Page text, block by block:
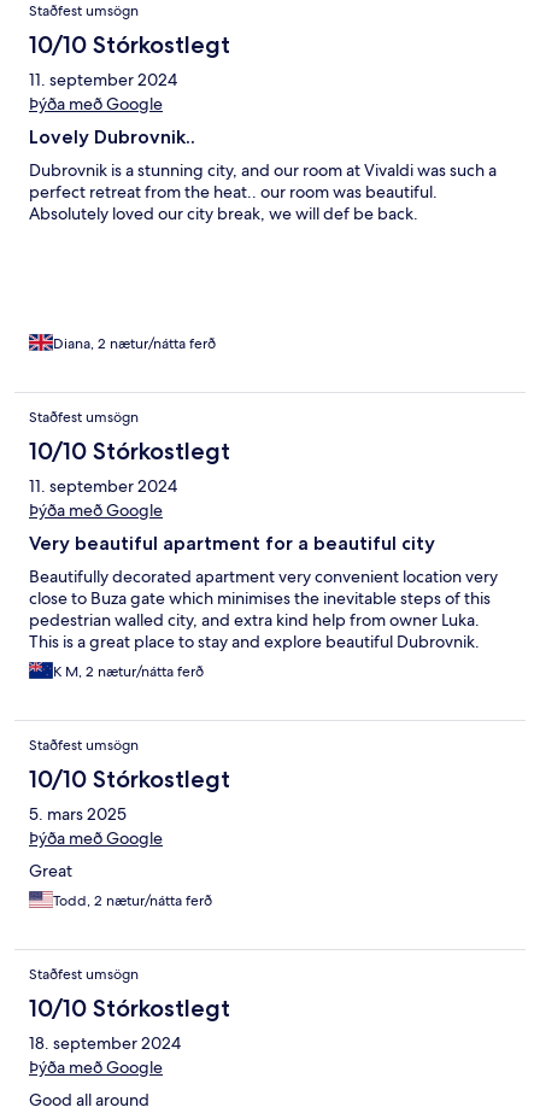
Staðfest umsögn
10/10 Stórkostlegt
11. september 2024
Þýða með Google
Lovely Dubrovnik..
Dubrovnik is a stunning city, and our room at Vivaldi was such a
perfect retreat from the heat.. our room was beautiful.
Absolutely loved our city break, we will def be back.
Diana, 2 nætur/nátta ferð
Staðfest umsögn
10/10 Stórkostlegt
11. september 2024
Þýða með Google
Very beautiful apartment for a beautiful city
Beautifully decorated apartment very convenient location very
close to Buza gate which minimises the inevitable steps of this
pedestrian walled city, and extra kind help from owner Luka.
This is a great place to stay and explore beautiful Dubrovnik.
K M, 2 nætur/nátta ferð
Staðfest umsögn
10/10 Stórkostlegt
5. mars 2025
Þýða með Google
Great
Todd, 2 nætur/nátta ferð
Staðfest umsögn
10/10 Stórkostlegt
18. september 2024
Þýða með Google
Good all around